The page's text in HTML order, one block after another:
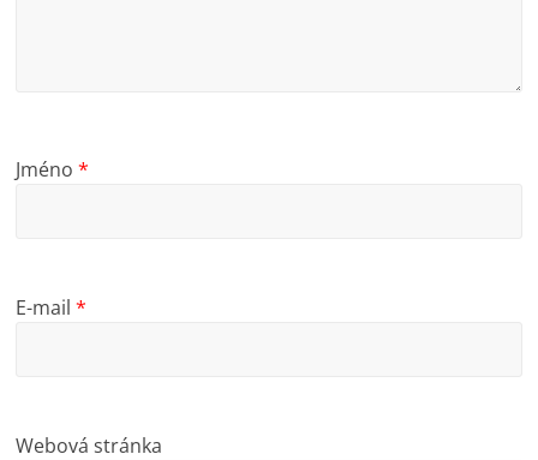
Jméno*
E-mail*
Webová stránka